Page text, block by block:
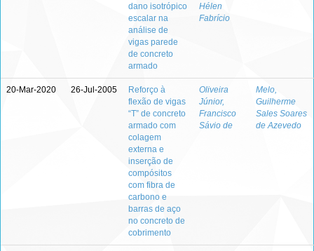
dano isotrópico
escalar na
análise de
vigas parede
de concreto
armado
Hélen
Fabrício
20-Mar-2020 26-Jul-2005
Reforço à
flexão de vigas
“T” de concreto
armado com
colagem
externa e
inserção de
compósitos
com fibra de
carbono e
barras de aço
no concreto de
cobrimento
Oliveira
Júnior,
Francisco
Sávio de
Melo,
Guilherme
Sales Soares
de Azevedo